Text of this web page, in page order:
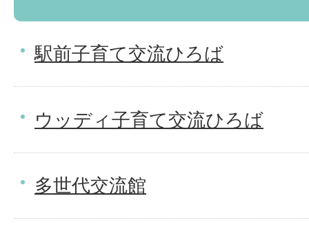
駅前子育て交流ひろば
ウッディ子育て交流ひろば
多世代交流館